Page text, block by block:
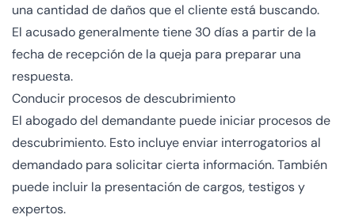
una cantidad de daños que el cliente está buscando.
El acusado generalmente tiene 30 días a partir de la
fecha de recepción de la queja para preparar una
respuesta.
Conducir procesos de descubrimiento
El abogado del demandante puede iniciar procesos de
descubrimiento. Esto incluye enviar interrogatorios al
demandado para solicitar cierta información. También
puede incluir la presentación de cargos, testigos y
expertos.